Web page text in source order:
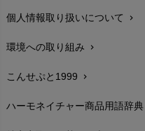
サイズ・寸法chevron_right
生地・素材chevron_right
お手入れについて
レビューを書こうchevron_right
個人情報取り扱いについて chevron_right
環境への取り組み chevron_right
こんせぷと1999 chevron_right
ハーモネイチャー商品用語辞典